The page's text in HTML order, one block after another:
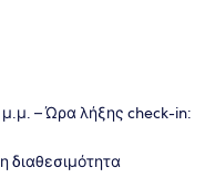
– Ώρα λήξης check-in:
διαθεσιμότητα